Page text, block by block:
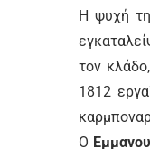
Η ψυχή
τον
1812
Ο